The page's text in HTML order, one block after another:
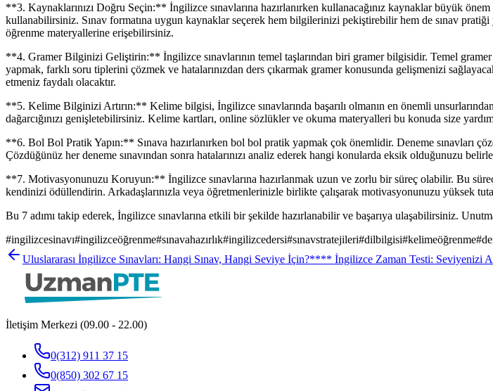
**3. Kaynaklarınızı Doğru Seçin:** İngilizce sınavlarına hazırlanırken kullanacağınız kaynaklar büyük
kullanabilirsiniz. Sınav formatına uygun kaynaklar seçerek hem bilgilerinizi pekiştirebilir hem de sınav
öğrenme materyallerine erişebilirsiniz.
**4. Gramer Bilginizi Geliştirin:** İngilizce sınavlarının temel taşlarından biri gramer bilgisidir. Temel
yapmak, farklı soru tiplerini çözmek ve hatalarınızdan ders çıkarmak gramer konusunda gelişmenizi
etmeniz faydalı olacaktır.
**5. Kelime Bilginizi Artırın:** Kelime bilgisi, İngilizce sınavlarında başarılı olmanın en önemli
dağarcığınızı genişletebilirsiniz. Kelime kartları, online sözlükler ve okuma materyalleri bu konuda size
**6. Bol Bol Pratik Yapın:** Sınava hazırlanırken bol bol pratik yapmak çok önemlidir. Deneme sınavları
Çözdüğünüz her deneme sınavından sonra hatalarınızı analiz ederek hangi konularda eksik olduğunuzu
**7. Motivasyonunuzu Koruyun:** İngilizce sınavlarına hazırlanmak uzun ve zorlu bir süreç olabilir. Bu
kendinizi ödüllendirin. Arkadaşlarınızla veya öğretmenlerinizle birlikte çalışarak motivasyonunuzu yüksek
Bu 7 adımı takip ederek, İngilizce sınavlarına etkili bir şekilde hazırlanabilir ve başarıya ulaşabilirsiniz.
#ingilizcesinavı#ingilizceöğrenme#sınavahazırlık#ingilizcedersi#sınavstratejileri#dilbilgisi#kelimeöğrenme#
Uluslararası İngilizce Sınavları: Hangi Sınav, Hangi Seviye İçin?**** İngilizce Zaman Testi: Seviyenizi
İletişim Merkezi (09.00 - 22.00)
0(312) 911 37 15
0(850) 302 67 15